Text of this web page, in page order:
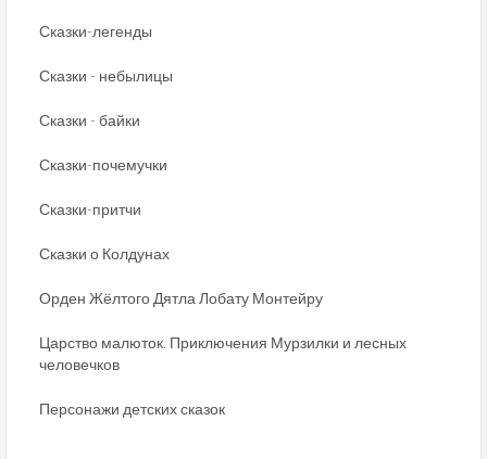
Сказки-легенды
Сказки - небылицы
Сказки - байки
Сказки-почемучки
Сказки-притчи
Сказки о Колдунах
Орден Жёлтого Дятла Лобату Монтейру
Царство малюток. Приключения Мурзилки и лесных
человечков
Персонажи детских сказок